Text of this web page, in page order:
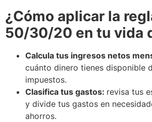
¿Cómo aplicar la
50/30/20 en tu vida
Calcula tus ingresos netos
cuánto dinero tienes disponible
impuestos.
Clasifica tus gastos: revisa tus
y divide tus gastos en
ahorros.